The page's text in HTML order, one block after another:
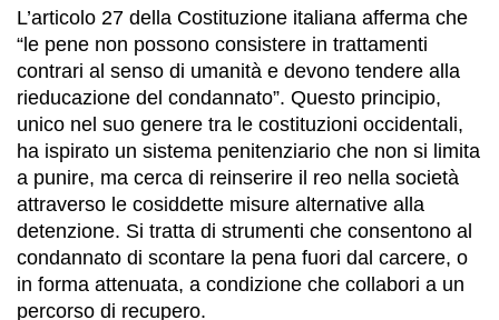
L’articolo 27 della Costituzione italiana afferma che
“le pene non possono consistere in trattamenti
contrari al senso di umanità e devono tendere alla
rieducazione del condannato”. Questo principio,
unico nel suo genere tra le costituzioni occidentali,
ha ispirato un sistema penitenziario che non si limita
a punire, ma cerca di reinserire il reo nella società
attraverso le cosiddette misure alternative alla
detenzione. Si tratta di strumenti che consentono al
condannato di scontare la pena fuori dal carcere, o
in forma attenuata, a condizione che collabori a un
percorso di recupero.